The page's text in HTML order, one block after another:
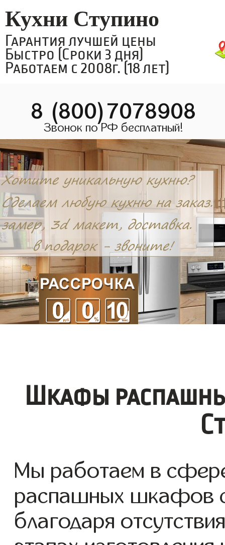
Кухни Ступино
Гарантия лучшей цены
Быстро (Сроки 3 дня)
Работаем с 2008г. (18 лет)
8 (800)7078908
Звонок по РФ бесплатный!
Шкафы
Мы работаем в
распашных шкафов
благодаря